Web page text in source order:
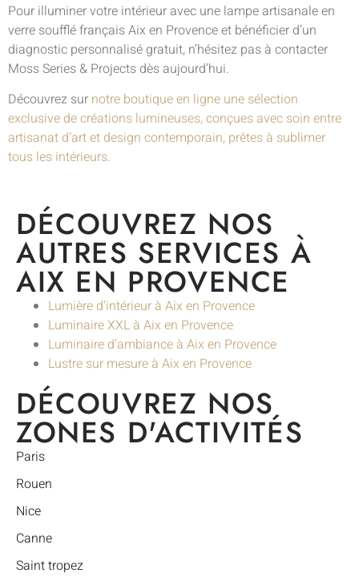
Pour illuminer votre intérieur avec une lampe artisanale en
verre soufflé français Aix en Provence et bénéficier d’un
diagnostic personnalisé gratuit, n’hésitez pas à contacter
Moss Series & Projects dès aujourd’hui.
Découvrez sur notre boutique en ligne une sélection
exclusive de créations lumineuses, conçues avec soin entre
artisanat d’art et design contemporain, prêtes à sublimer
tous les intérieurs.
DÉCOUVREZ NOS
AUTRES SERVICES À
AIX EN PROVENCE
Lumière d’intérieur à Aix en Provence
Luminaire XXL à Aix en Provence
Luminaire d’ambiance à Aix en Provence
Lustre sur mesure à Aix en Provence
DÉCOUVREZ NOS
ZONES D'ACTIVITÉS
Paris
Rouen
Nice
Canne
Saint tropez